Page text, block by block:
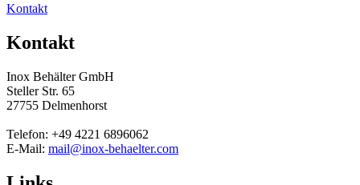
Kontakt
Kontakt
Inox Behälter GmbH
Steller Str. 65
27755 Delmenhorst
Telefon: +49 4221 6896062
E-Mail: mail@inox-behaelter.com